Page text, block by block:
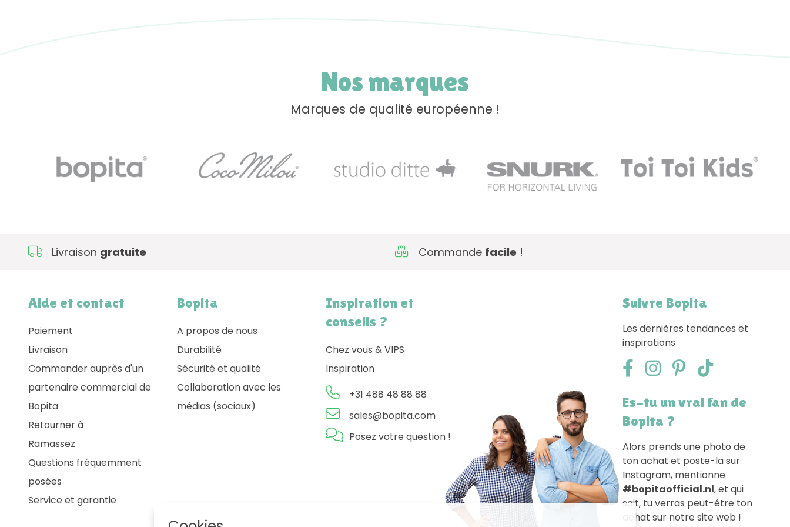
Nos marques
Marques de qualité européenne !
Livraison gratuite Commande facile !
Aide et contact
Paiement
Livraison
Commander auprès d'un
partenaire commercial de
Bopita
Retourner à
Ramassez
Questions fréquemment
posées
Service et garantie
Bopita
A propos de nous
Durabilité
Sécurité et qualité
Collaboration avec les
médias (sociaux)
Inspiration et
conseils ?
Chez vous & VIPS
Inspiration
+31 488 48 88 88
sales@bopita.com
Posez votre question !
Suivre Bopita
Les dernières tendances et
inspirations
Es-tu un vrai fan de
Bopita ?
Alors prends une photo de
ton achat et poste-la sur
Instagram, mentionne
#bopitaofficial.nl, et qui
sait, tu verras peut-être ton
achat sur notre site web !